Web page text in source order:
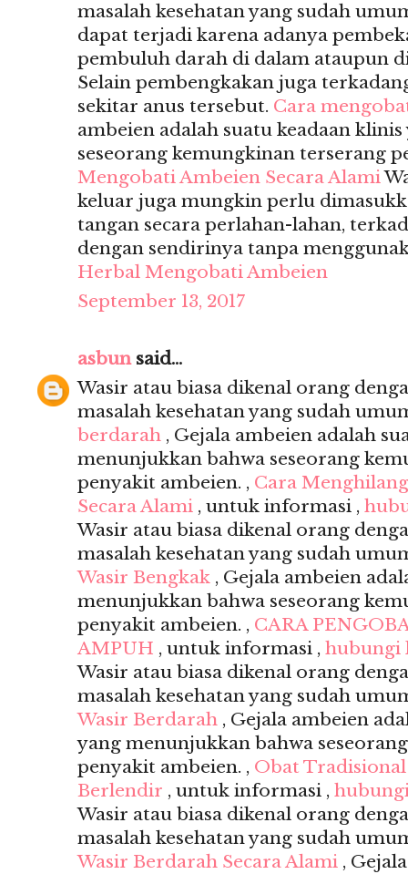
masalah kesehatan yang sudah
dapat terjadi karena adanya
pembuluh darah di dalam ataupun
Selain pembengkakan juga
sekitar anus tersebut. Cara
ambeien adalah suatu keadaan
seseorang kemungkinan terserang
Mengobati Ambeien Secara Alami
keluar juga mungkin perlu
tangan secara perlahan-lahan,
dengan sendirinya tanpa
Herbal Mengobati Ambeien
September 13, 2017
asbunsaid...
Wasir atau biasa dikenal orang
masalah kesehatan yang sudah
berdarah , Gejala ambeien adalah
menunjukkan bahwa seseorang
penyakit ambeien. , Cara
Secara Alami , untuk informasi ,
Wasir atau biasa dikenal orang
masalah kesehatan yang sudah
Wasir Bengkak , Gejala ambeien
menunjukkan bahwa seseorang
penyakit ambeien. , CARA
AMPUH , untuk informasi , hubungi
Wasir atau biasa dikenal orang
masalah kesehatan yang sudah
Wasir Berdarah , Gejala ambeien
yang menunjukkan bahwa
penyakit ambeien. , Obat
Berlendir , untuk informasi ,
Wasir atau biasa dikenal orang
masalah kesehatan yang sudah
Wasir Berdarah Secara Alami ,